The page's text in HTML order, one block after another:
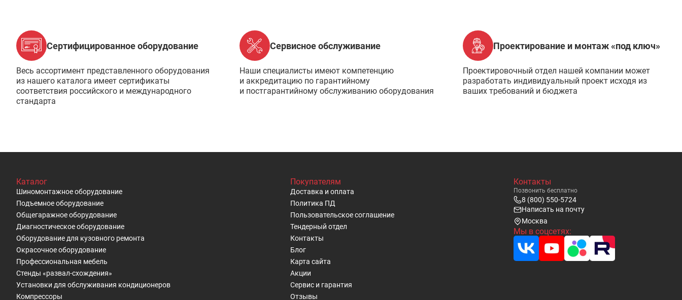
Сертифицированное оборудование
Весь ассортимент представленного оборудования
из нашего каталога имеет сертификаты
соответствия российского и международного
стандарта
Сервисное обслуживание
Наши специалисты имеют компетенцию
и аккредитацию по гарантийному
и постгарантийному обслуживанию оборудования
Проектирование и монтаж «под ключ»
Проектировочный отдел нашей компании может
разработать индивидуальный проект исходя из
ваших требований и бюджета
Каталог
Шиномонтажное оборудование
Подъемное оборудование
Общегаражное оборудование
Диагностическое оборудование
Оборудование для кузовного ремонта
Окрасочное оборудование
Профессиональная мебель
Стенды «развал-схождения»
Установки для обслуживания кондиционеров
Компрессоры
Покупателям
Доставка и оплата
Политика ПД
Пользовательское cоглашение
Тендерный отдел
Контакты
Блог
Карта сайта
Акции
Сервис и гарантия
Отзывы
Контакты
Позвонить бесплатно
8 (800) 550-5724
Написать на почту
Москва
Мы в соцсетях: